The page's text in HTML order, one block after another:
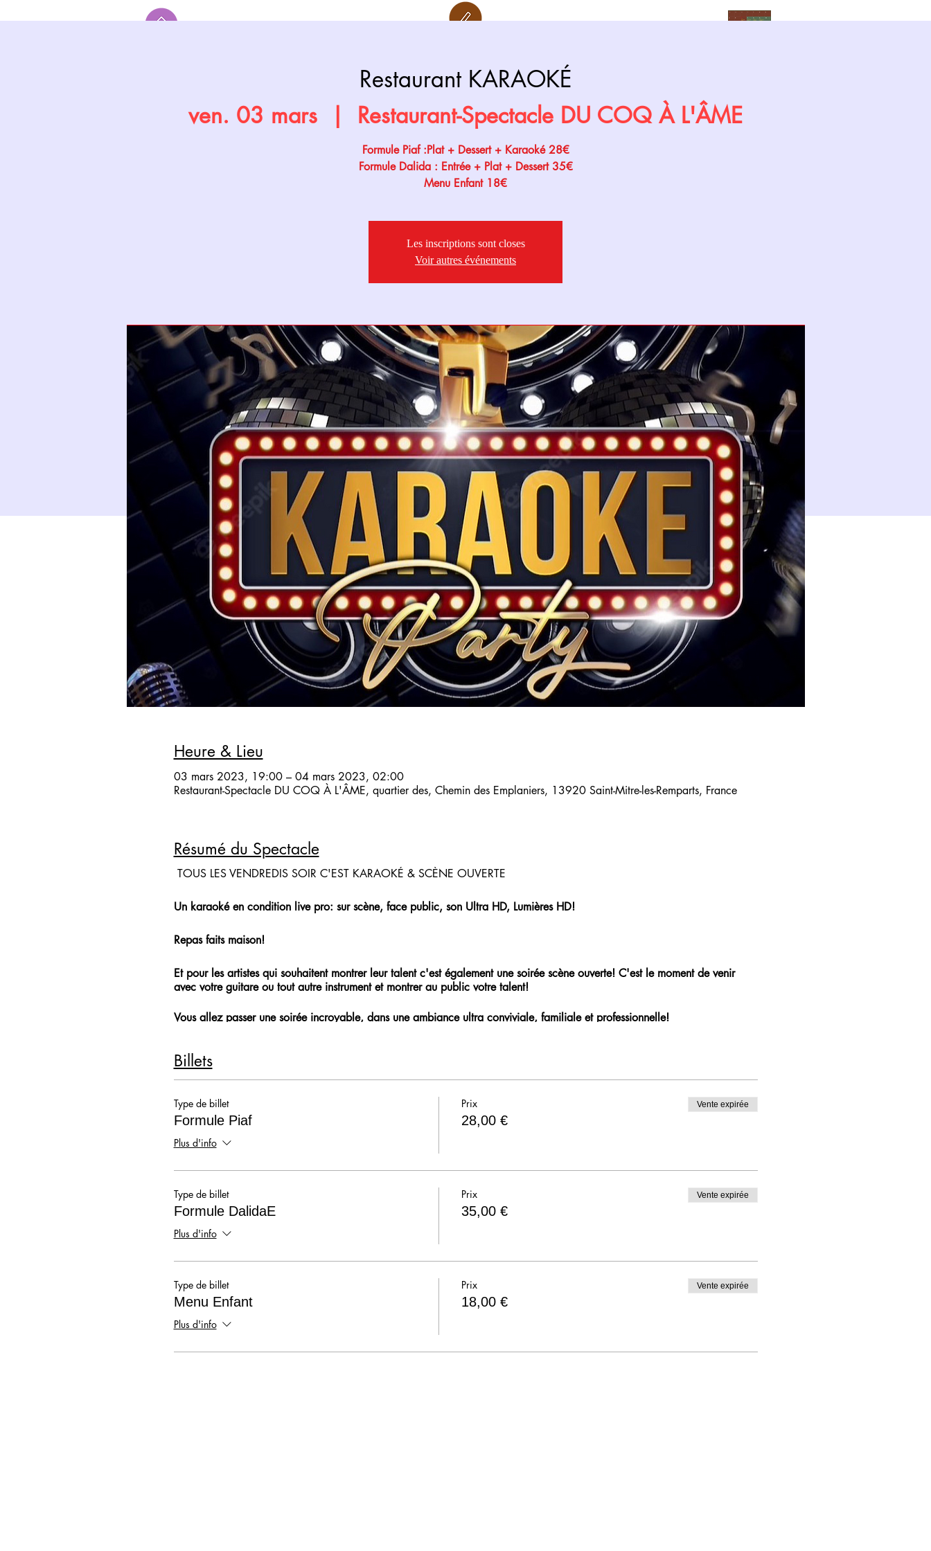
Restaurant KARAOKÉ
ven. 03 mars Restaurant-Spectacle DU COQ À L'ÂME
Formule Piaf :Plat + Dessert + Karaoké 28€
Formule Dalida : Entrée + Plat + Dessert 35€
Menu Enfant 18€
Les inscriptions sont closes
Voir autres événements
Heure & Lieu
03 mars 2023, 19:00 – 04 mars 2023, 02:00
Restaurant-Spectacle DU COQ À L'ÂME, quartier des, Chemin des Emplaniers, 13920 Saint-Mitre-les-Remparts, France
Résumé du Spectacle
TOUS LES VENDREDIS SOIR C'EST KARAOKÉ & SCÈNE OUVERTE
Un karaoké en condition live pro: sur scène, face public, son Ultra HD, Lumières HD!
Repas faits maison!
Et pour les artistes qui souhaitent montrer leur talent c'est également une soirée scène ouverte! C'est le moment de venir
avec votre guitare ou tout autre instrument et montrer au public votre talent!
Vous allez passer une soirée incroyable, dans une ambiance ultra conviviale, familiale et professionnelle!
19h - 00h30
Billets
Type de billet
Formule Piaf
Plus d'info
Prix
28,00 €
Vente expirée
Type de billet
Formule DalidaE
Plus d'info
Prix
35,00 €
Vente expirée
Type de billet
Menu Enfant
Plus d'info
Prix
18,00 €
Vente expirée